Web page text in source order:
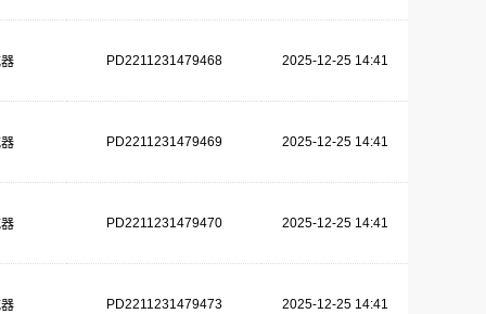
PD2211231479468 2025-12-25 14:41
PD2211231479469 2025-12-25 14:41
PD2211231479470 2025-12-25 14:41
PD2211231479473 2025-12-25 14:41